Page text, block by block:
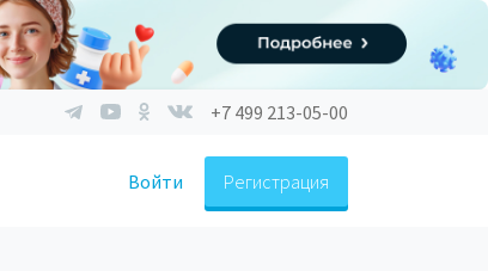
+7 499 213-05-00
Войти Регистрация